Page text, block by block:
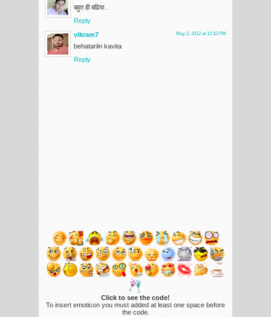
बहुत ही बढिया .
Reply
vikram7
May 2, 2012 at 12:10 PM
behatariin kavita
Reply
Click to see the code!
To insert emoticon you must added at least one space before
the code.